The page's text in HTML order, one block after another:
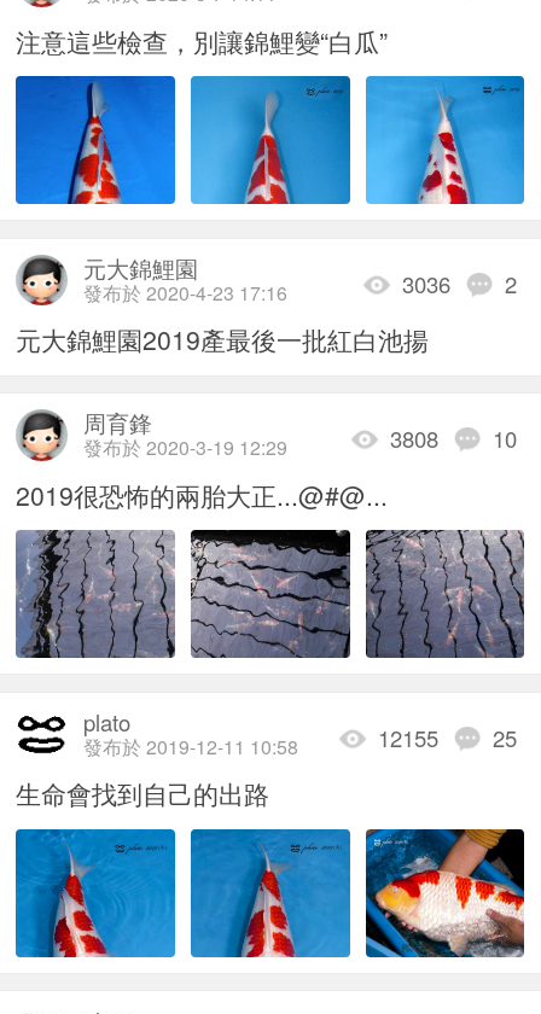
注意這些檢查，別讓錦鯉變“白瓜”
3036 2
元大錦鯉園
發布於 2020-4-23 17:16
元大錦鯉園2019產最後一批紅白池揚
3808 10
周育鋒
發布於 2020-3-19 12:29
2019很恐怖的兩胎大正...@#@...
12155 25
plato
發布於 2019-12-11 10:58
生命會找到自己的出路